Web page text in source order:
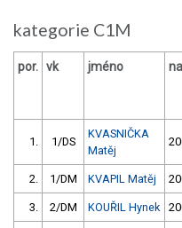
kategorie C1M
por. vk jméno
1. 1/DS
KVASNIČKA
Matěj
2. 1/DM KVAPIL Matěj
3. 2/DM KOUŘIL Hynek